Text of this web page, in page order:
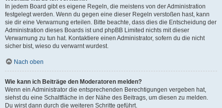
In jedem Board gibt es eigene Regeln, die meistens von der Administration
festgelegt werden. Wenn du gegen eine dieser Regeln verstoßen hast, kann
sie dir eine Verwarnung erteilen. Bitte beachte, dass dies die Entscheidung der
Administration dieses Boards ist und phpBB Limited nichts mit dieser
Verwarnung zu tun hat. Kontaktiere einen Administrator, sofern du die nicht
sicher bist, wieso du verwarnt wurdest.
Nach oben
Wie kann ich Beiträge den Moderatoren melden?
Wenn ein Administrator die entsprechenden Berechtigungen vergeben hat,
siehst du eine Schaltfläche in der Nähe des Beitrags, um diesen zu melden.
Du wirst dann durch die weiteren Schritte geführt.